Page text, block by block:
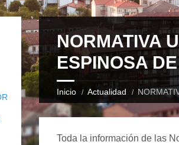
NORMATIVA
ESPINOSA
Inicio Actualidad
Toda la información de las